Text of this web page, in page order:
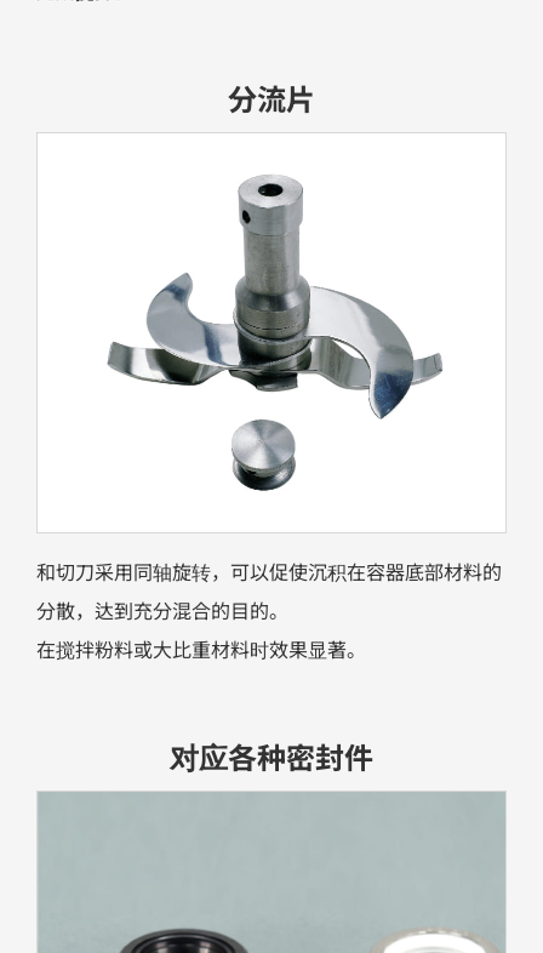
分流片
和切刀采用同轴旋转，可以促使沉积在容器底部材料的
分散，达到充分混合的目的。
在搅拌粉料或大比重材料时效果显著。
对应各种密封件